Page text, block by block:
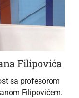
Filipovića
sa profesorom
Filipovićem.